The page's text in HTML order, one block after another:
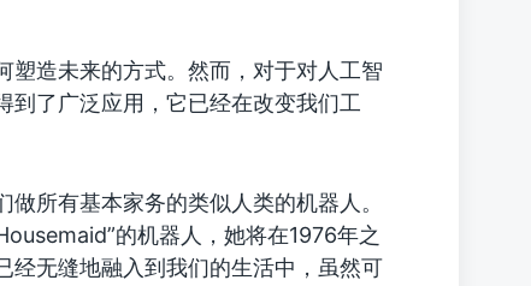
塑造未来的方式。然而，对于对人工智
到了广泛应用，它已经在改变我们工
所有基本家务的类似人类的机器人。
的机器人，她将在1976年之
经无缝地融入到我们的生活中，虽然可